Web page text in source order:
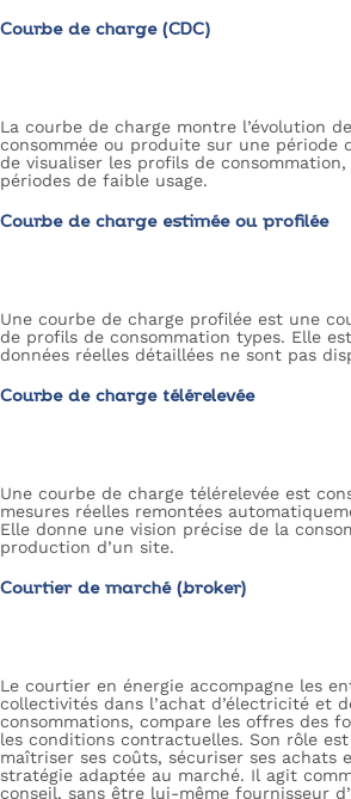
Courbe de charge (CDC)
La courbe de charge montre l’évolution
consommée ou produite sur une période
de visualiser les profils de
périodes de faible usage.
Courbe de charge estimée ou profilée
Une courbe de charge profilée est une
de profils de consommation types. Elle
données réelles détaillées ne sont pas
Courbe de charge télérelevée
Une courbe de charge télérelevée est
mesures réelles remontées
Elle donne une vision précise de la
production d’un site.
Courtier de marché (broker)
Le courtier en énergie accompagne les
collectivités dans l’achat d’électricité et
consommations, compare les offres des
les conditions contractuelles. Son rôle
maîtriser ses coûts, sécuriser ses achats
stratégie adaptée au marché. Il agit
conseil, sans être lui-même fournisseur